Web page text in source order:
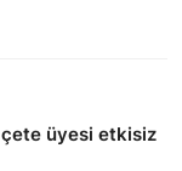
üyesi etkisiz